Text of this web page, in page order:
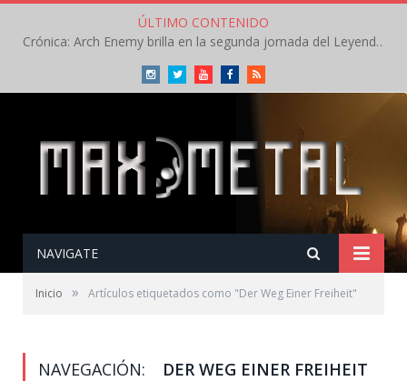
ÚLTIMO CONTENIDO
Crónica: Arch Enemy brilla en la segunda jornada del Leyendas del Rock – Jueves – Agosto 2026
InstagramTwitterYoutubeFacebookRSS
NAVIGATE
Inicio » Artículos etiquetados como "Der Weg Einer Freiheit"
NAVEGACIÓN: DER WEG EINER FREIHEIT